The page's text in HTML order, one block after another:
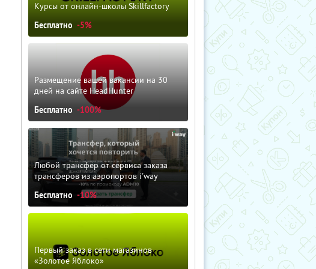
Курсы от онлайн-школы Skillfactory
Бесплатно -5%
Размещение вашей вакансии на 30
дней на сайте HeadHunter
Бесплатно -100%
Любой трансфер от сервиса заказа
трансферов из аэропортов i'way
Бесплатно -10%
Первый заказ в сети магазинов
«Золотое Яблоко»